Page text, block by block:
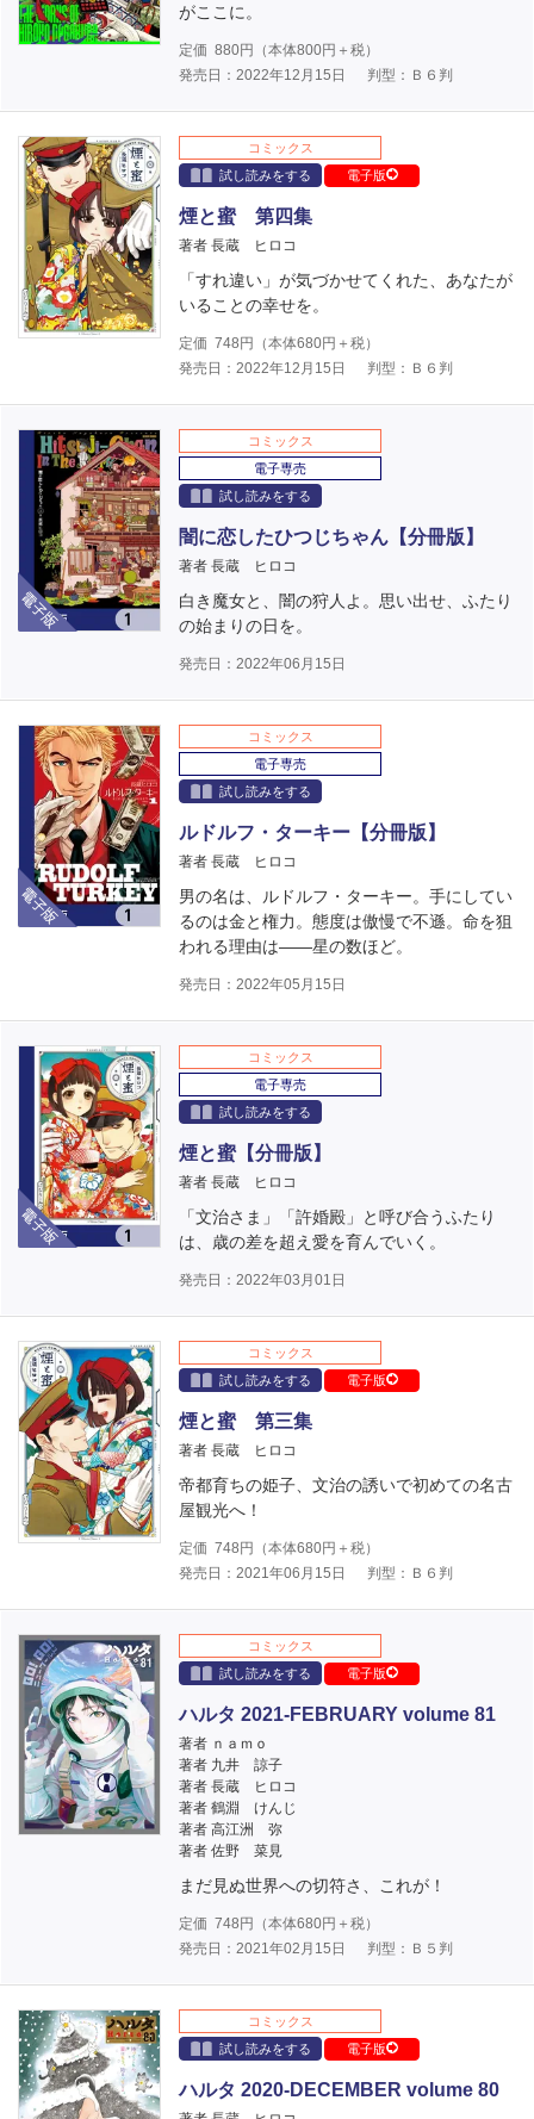
がここに。
定価 880円（本体800円＋税）
発売日：2022年12月15日
判型：Ｂ６判
コミックス
試し読みをする
電子版
煙と蜜 第四集
著者 長蔵 ヒロコ
「すれ違い」が気づかせてくれた、あなたが
いることの幸せを。
定価 748 円（本体680円＋税）
発売日：2022年12月15日
判型：Ｂ６判
電子版
コミックス
電子専売
試し読みをする
闇に恋したひつじちゃん【分冊版】
著者 長蔵 ヒロコ
白き魔女と、闇の狩人よ。思い出せ、ふたり
の始まりの日を。
発売日：2022年06月15日
電子版
コミックス
電子専売
試し読みをする
ルドルフ・ターキー【分冊版】
著者 長蔵 ヒロコ
男の名は、ルドルフ・ターキー。手にしてい
るのは金と権力。態度は傲慢で不遜。命を狙
われる理由は――星の数ほど。
発売日：2022年05月15日
電子版
コミックス
電子専売
試し読みをする
煙と蜜【分冊版】
著者 長蔵 ヒロコ
「文治さま」「許婚殿」と呼び合うふたり
は、歳の差を超え愛を育んでいく。
発売日：2022年03月01日
コミックス
試し読みをする
電子版
煙と蜜 第三集
著者 長蔵 ヒロコ
帝都育ちの姫子、文治の誘いで初めての名古
屋観光へ！
定価 748 円（本体680円＋税）
発売日：2021年06月15日
判型：Ｂ６判
コミックス
試し読みをする
電子版
ハルタ 2021-FEBRUARY volume 81
著者 ｎａｍｏ
著者 九井 諒子
著者 長蔵 ヒロコ
著者 鶴淵 けんじ
著者 高江洲 弥
著者 佐野 菜見
まだ見ぬ世界への切符さ、これが！
定価 748 円（本体680円＋税）
発売日：2021年02月15日
判型：Ｂ５判
コミックス
試し読みをする
電子版
ハルタ 2020-DECEMBER volume 80